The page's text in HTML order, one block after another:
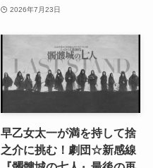
2026年7月23日
早乙女太一が満を持して捨
之介に挑む！劇団☆新感線